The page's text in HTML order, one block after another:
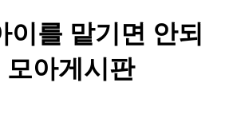
이를 맡기면 안되
모아게시판